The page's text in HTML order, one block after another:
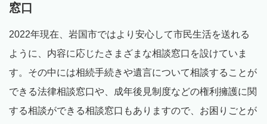
窓口
2022年現在、岩国市ではより安心して市民生活を送れる
ように、内容に応じたさまざまな相談窓口を設けていま
す。その中には相続手続きや遺言について相談することが
できる法律相談窓口や、成年後見制度などの権利擁護に関
する相談ができる相談窓口もありますので、お困りごとが